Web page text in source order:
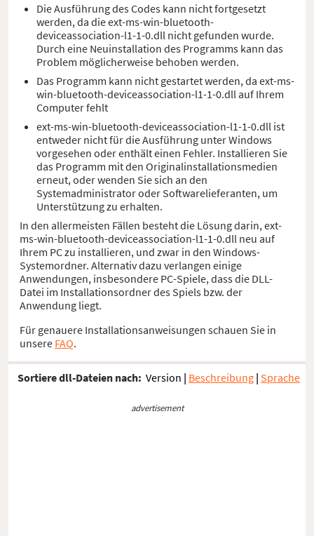
Die Ausführung des Codes kann nicht fortgesetzt
werden, da die ext-ms-win-bluetooth-
deviceassociation-l1-1-0.dll nicht gefunden wurde.
Durch eine Neuinstallation des Programms kann das
Problem möglicherweise behoben werden.
Das Programm kann nicht gestartet werden, da ext-ms-
win-bluetooth-deviceassociation-l1-1-0.dll auf Ihrem
Computer fehlt
ext-ms-win-bluetooth-deviceassociation-l1-1-0.dll ist
entweder nicht für die Ausführung unter Windows
vorgesehen oder enthält einen Fehler. Installieren Sie
das Programm mit den Originalinstallationsmedien
erneut, oder wenden Sie sich an den
Systemadministrator oder Softwarelieferanten, um
Unterstützung zu erhalten.
In den allermeisten Fällen besteht die Lösung darin, ext-
ms-win-bluetooth-deviceassociation-l1-1-0.dll neu auf
Ihrem PC zu installieren, und zwar in den Windows-
Systemordner. Alternativ dazu verlangen einige
Anwendungen, insbesondere PC-Spiele, dass die DLL-
Datei im Installationsordner des Spiels bzw. der
Anwendung liegt.
Für genauere Installationsanweisungen schauen Sie in
unsere FAQ.
Sortiere dll-Dateien nach: Version | Beschreibung | Sprache
advertisement